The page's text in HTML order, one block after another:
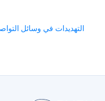
التهديدات في وسائل